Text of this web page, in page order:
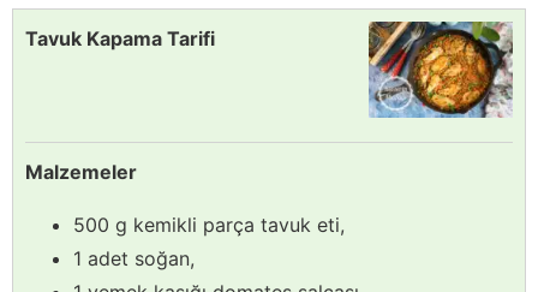
Tavuk Kapama Tarifi
Malzemeler
500 g kemikli parça tavuk eti,
1 adet soğan,